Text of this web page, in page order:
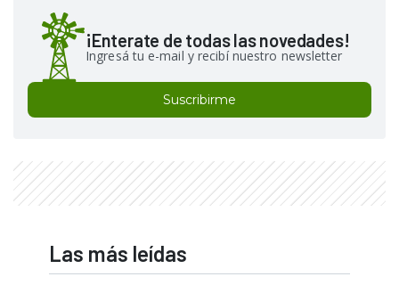
¡Enterate de todas las novedades!
Ingresá tu e-mail y recibí nuestro newsletter
Suscribirme
Las más leídas